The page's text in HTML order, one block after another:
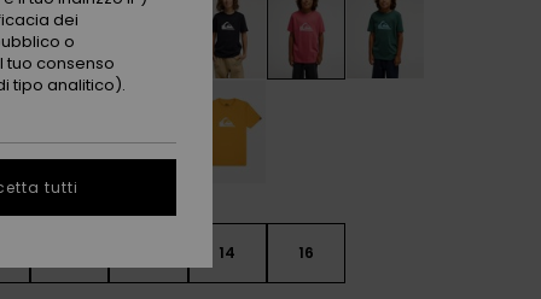
14 16
dei
o
tuo consenso
tipo analitico).
tutti